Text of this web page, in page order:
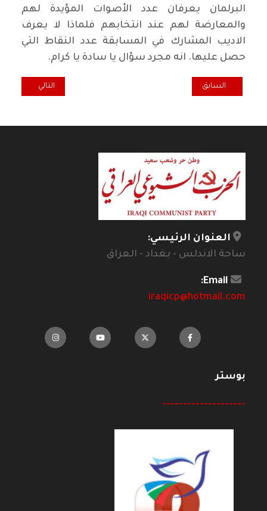
البرلمان يعرفان عدد الأصوات المؤيدة لهم
والمعارضة لهم عند انتخابهم فلماذا لا يعرف
الاديب المشارك في المسابقة عدد النقاط التي
حصل عليها. انه مجرد سؤال يا سادة يا كرام.
المقال السابق: كل خميس ... بين رقابة ورقابة!
السابق المقال التالي:
التالي
العنوان الرئيسي:
ساحة الاندلس - بغداد - العراق
Email:
iraqicp@hotmail.com
بوستر
--------------------